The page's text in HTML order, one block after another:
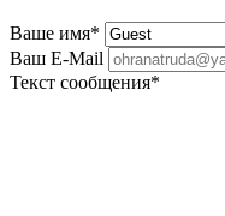
Ваше имя*
Ваш E-Mail
Текст сообщения*